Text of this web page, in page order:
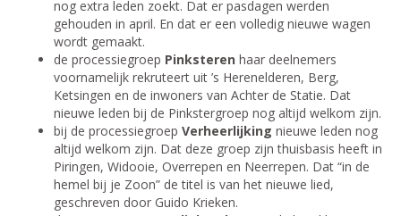
nog extra leden zoekt. Dat er pasdagen werden
gehouden in april. En dat er een volledig nieuwe wagen
wordt gemaakt.
de processiegroep Pinksteren haar deelnemers
voornamelijk rekruteert uit ’s Herenelderen, Berg,
Ketsingen en de inwoners van Achter de Statie. Dat
nieuwe leden bij de Pinkstergroep nog altijd welkom zijn.
bij de processiegroep Verheerlijking nieuwe leden nog
altijd welkom zijn. Dat deze groep zijn thuisbasis heeft in
Piringen, Widooie, Overrepen en Neerrepen. Dat “in de
hemel bij je Zoon” de titel is van het nieuwe lied,
geschreven door Guido Krieken.